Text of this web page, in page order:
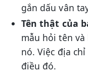
gắn dấu vân
Tên thật của
mẫu hỏi tên
nó. Việc địa
điều đó.